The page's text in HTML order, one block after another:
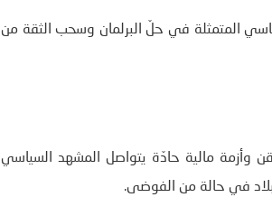
المتمثلة في حلّ البرلمان وسحب الثقة من
مالية حادّة يتواصل المشهد السياسي
في حالة من الفوضى.